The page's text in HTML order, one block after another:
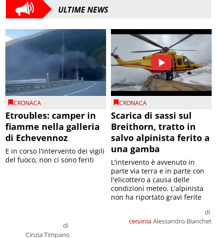
ULTIME NEWS
CRONACA
Etroubles: camper in
fiamme nella galleria
di Echevennoz
di
Cinzia Timpano
E in corso l'intervento dei vigili
del fuoco, non ci sono feriti
CRONACA
Scarica di sassi sul
Breithorn, tratto in
salvo alpinista ferito a
una gamba
cervinia
di
Alessandro Bianchet
L'intervento è avvenuto in
parte via terra e in parte con
l'elicottero a causa delle
condizioni meteo. L'alpinista
non ha riportato gravi ferite